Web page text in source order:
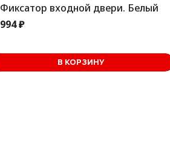
Фиксатор входной двери. Белый
994 ₽
В КОРЗИНУВ корзине